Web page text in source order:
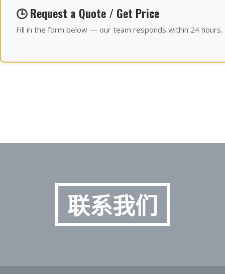
🕒 Request a Quote / Get Price
Fill in the form below — our team responds within 24 hours.
联系我们